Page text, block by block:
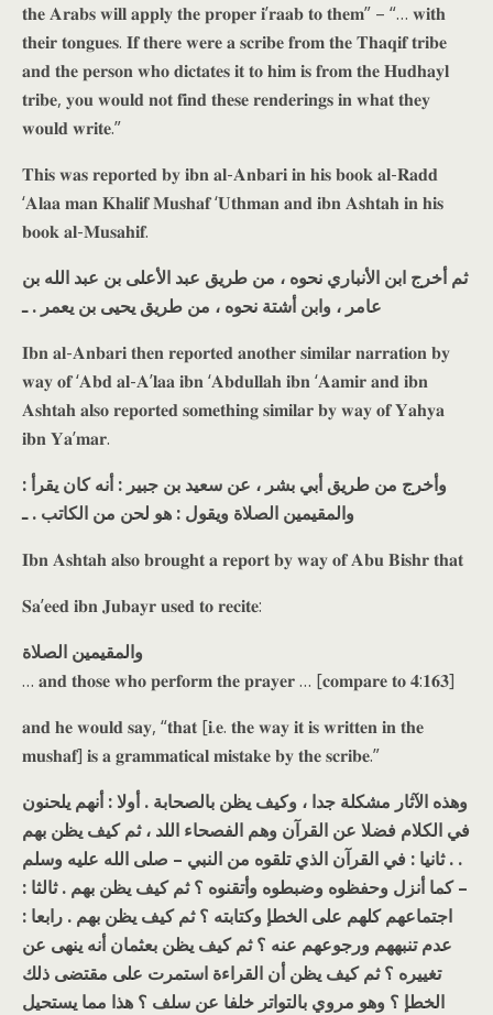
𝐭𝐡𝐞 𝐀𝐫𝐚𝐛𝐬 𝐰𝐢𝐥𝐥 𝐚𝐩𝐩𝐥𝐲 𝐭𝐡𝐞 𝐩𝐫𝐨𝐩𝐞𝐫 𝐢’𝐫𝐚𝐚𝐛 𝐭𝐨 𝐭𝐡𝐞𝐦” – “… 𝐰𝐢𝐭𝐡
𝐭𝐡𝐞𝐢𝐫 𝐭𝐨𝐧𝐠𝐮𝐞𝐬. 𝐈𝐟 𝐭𝐡𝐞𝐫𝐞 𝐰𝐞𝐫𝐞 𝐚 𝐬𝐜𝐫𝐢𝐛𝐞 𝐟𝐫𝐨𝐦 𝐭𝐡𝐞 𝐓𝐡𝐚𝐪𝐢𝐟 𝐭𝐫𝐢𝐛𝐞
𝐚𝐧𝐝 𝐭𝐡𝐞 𝐩𝐞𝐫𝐬𝐨𝐧 𝐰𝐡𝐨 𝐝𝐢𝐜𝐭𝐚𝐭𝐞𝐬 𝐢𝐭 𝐭𝐨 𝐡𝐢𝐦 𝐢𝐬 𝐟𝐫𝐨𝐦 𝐭𝐡𝐞 𝐇𝐮𝐝𝐡𝐚𝐲𝐥
𝐭𝐫𝐢𝐛𝐞, 𝐲𝐨𝐮 𝐰𝐨𝐮𝐥𝐝 𝐧𝐨𝐭 𝐟𝐢𝐧𝐝 𝐭𝐡𝐞𝐬𝐞 𝐫𝐞𝐧𝐝𝐞𝐫𝐢𝐧𝐠𝐬 𝐢𝐧 𝐰𝐡𝐚𝐭 𝐭𝐡𝐞𝐲
𝐰𝐨𝐮𝐥𝐝 𝐰𝐫𝐢𝐭𝐞.”
𝐓𝐡𝐢𝐬 𝐰𝐚𝐬 𝐫𝐞𝐩𝐨𝐫𝐭𝐞𝐝 𝐛𝐲 𝐢𝐛𝐧 𝐚𝐥-𝐀𝐧𝐛𝐚𝐫𝐢 𝐢𝐧 𝐡𝐢𝐬 𝐛𝐨𝐨𝐤 𝐚𝐥-𝐑𝐚𝐝𝐝
‘𝐀𝐥𝐚𝐚 𝐦𝐚𝐧 𝐊𝐡𝐚𝐥𝐢𝐟 𝐌𝐮𝐬𝐡𝐚𝐟 ‘𝐔𝐭𝐡𝐦𝐚𝐧 𝐚𝐧𝐝 𝐢𝐛𝐧 𝐀𝐬𝐡𝐭𝐚𝐡 𝐢𝐧 𝐡𝐢𝐬
𝐛𝐨𝐨𝐤 𝐚𝐥-𝐌𝐮𝐬𝐚𝐡𝐢𝐟.
ثم أخرج ابن الأنباري نحوه ، من طريق عبد الأعلى بن عبد الله بن
عامر ، وابن أشتة نحوه ، من طريق يحيى بن يعمر . ـ
𝐈𝐛𝐧 𝐚𝐥-𝐀𝐧𝐛𝐚𝐫𝐢 𝐭𝐡𝐞𝐧 𝐫𝐞𝐩𝐨𝐫𝐭𝐞𝐝 𝐚𝐧𝐨𝐭𝐡𝐞𝐫 𝐬𝐢𝐦𝐢𝐥𝐚𝐫 𝐧𝐚𝐫𝐫𝐚𝐭𝐢𝐨𝐧 𝐛𝐲
𝐰𝐚𝐲 𝐨𝐟 ‘𝐀𝐛𝐝 𝐚𝐥-𝐀’𝐥𝐚𝐚 𝐢𝐛𝐧 ‘𝐀𝐛𝐝𝐮𝐥𝐥𝐚𝐡 𝐢𝐛𝐧 ‘𝐀𝐚𝐦𝐢𝐫 𝐚𝐧𝐝 𝐢𝐛𝐧
𝐀𝐬𝐡𝐭𝐚𝐡 𝐚𝐥𝐬𝐨 𝐫𝐞𝐩𝐨𝐫𝐭𝐞𝐝 𝐬𝐨𝐦𝐞𝐭𝐡𝐢𝐧𝐠 𝐬𝐢𝐦𝐢𝐥𝐚𝐫 𝐛𝐲 𝐰𝐚𝐲 𝐨𝐟 𝐘𝐚𝐡𝐲𝐚
𝐢𝐛𝐧 𝐘𝐚’𝐦𝐚𝐫.
وأخرج من طريق أبي بشر ، عن سعيد بن جبير : أنه كان يقرأ :
والمقيمين الصلاة ويقول : هو لحن من الكاتب . ـ
𝐈𝐛𝐧 𝐀𝐬𝐡𝐭𝐚𝐡 𝐚𝐥𝐬𝐨 𝐛𝐫𝐨𝐮𝐠𝐡𝐭 𝐚 𝐫𝐞𝐩𝐨𝐫𝐭 𝐛𝐲 𝐰𝐚𝐲 𝐨𝐟 𝐀𝐛𝐮 𝐁𝐢𝐬𝐡𝐫 𝐭𝐡𝐚𝐭
𝐒𝐚’𝐞𝐞𝐝 𝐢𝐛𝐧 𝐉𝐮𝐛𝐚𝐲𝐫 𝐮𝐬𝐞𝐝 𝐭𝐨 𝐫𝐞𝐜𝐢𝐭𝐞:
والمقيمين الصلاة
… 𝐚𝐧𝐝 𝐭𝐡𝐨𝐬𝐞 𝐰𝐡𝐨 𝐩𝐞𝐫𝐟𝐨𝐫𝐦 𝐭𝐡𝐞 𝐩𝐫𝐚𝐲𝐞𝐫 … [𝐜𝐨𝐦𝐩𝐚𝐫𝐞 𝐭𝐨 𝟒:𝟏𝟔𝟑]
𝐚𝐧𝐝 𝐡𝐞 𝐰𝐨𝐮𝐥𝐝 𝐬𝐚𝐲, “𝐭𝐡𝐚𝐭 [𝐢.𝐞. 𝐭𝐡𝐞 𝐰𝐚𝐲 𝐢𝐭 𝐢𝐬 𝐰𝐫𝐢𝐭𝐭𝐞𝐧 𝐢𝐧 𝐭𝐡𝐞
𝐦𝐮𝐬𝐡𝐚𝐟] 𝐢𝐬 𝐚 𝐠𝐫𝐚𝐦𝐦𝐚𝐭𝐢𝐜𝐚𝐥 𝐦𝐢𝐬𝐭𝐚𝐤𝐞 𝐛𝐲 𝐭𝐡𝐞 𝐬𝐜𝐫𝐢𝐛𝐞.”
وهذه الآثار مشكلة جدا ، وكيف يظن بالصحابة . أولا : أنهم يلحنون
في الكلام فضلا عن القرآن وهم الفصحاء اللد ، ثم كيف يظن بهم
. . ثانيا : في القرآن الذي تلقوه من النبي – صلى الله عليه وسلم
– كما أنزل وحفظوه وضبطوه وأتقنوه ؟ ثم كيف يظن بهم . ثالثا :
اجتماعهم كلهم على الخطإ وكتابته ؟ ثم كيف يظن بهم . رابعا :
عدم تنبههم ورجوعهم عنه ؟ ثم كيف يظن بعثمان أنه ينهى عن
تغييره ؟ ثم كيف يظن أن القراءة استمرت على مقتضى ذلك
الخطإ ؟ وهو مروي بالتواتر خلفا عن سلف ؟ هذا مما يستحيل